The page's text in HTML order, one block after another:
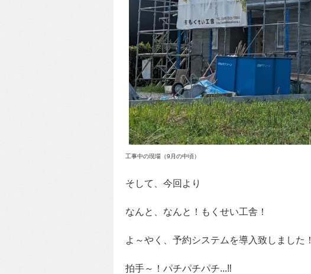
工事中の現場（9月の中頃）
そして、今回より
なんと、なんと！もくせい工舎！
よ～やく、予約システムを導入致しました！
拍手～！パチパチパチ...‼